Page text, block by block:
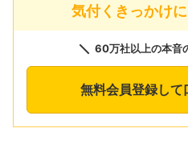
気付くきっかけに
60万社以上の本音
無料会員登録して